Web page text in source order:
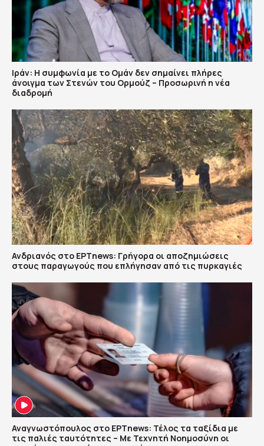
Ιράν: Η συμφωνία με το Ομάν δεν σημαίνει πλήρες
άνοιγμα των Στενών του Ορμούζ – Προσωρινή η νέα
διαδρομή
Ανδριανός στο ΕΡΤnews: Γρήγορα οι αποζημιώσεις
στους παραγωγούς που επλήγησαν από τις πυρκαγιές
Αναγνωστόπουλος στο ΕΡΤnews: Τέλος τα ταξίδια με
τις παλιές ταυτότητες – Με Τεχνητή Νοημοσύνη οι